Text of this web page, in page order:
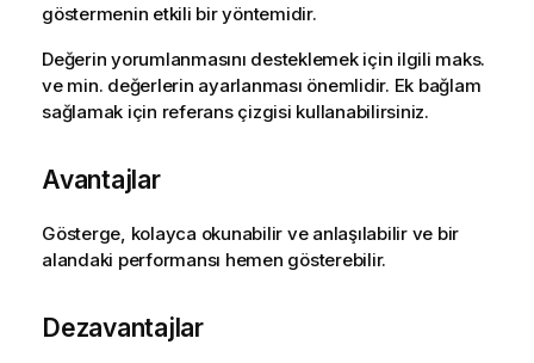
göstermenin etkili bir yöntemidir.
Değerin yorumlanmasını desteklemek için ilgili maks.
ve min. değerlerin ayarlanması önemlidir. Ek bağlam
sağlamak için referans çizgisi kullanabilirsiniz.
Avantajlar
Gösterge, kolayca okunabilir ve anlaşılabilir ve bir
alandaki performansı hemen gösterebilir.
Dezavantajlar